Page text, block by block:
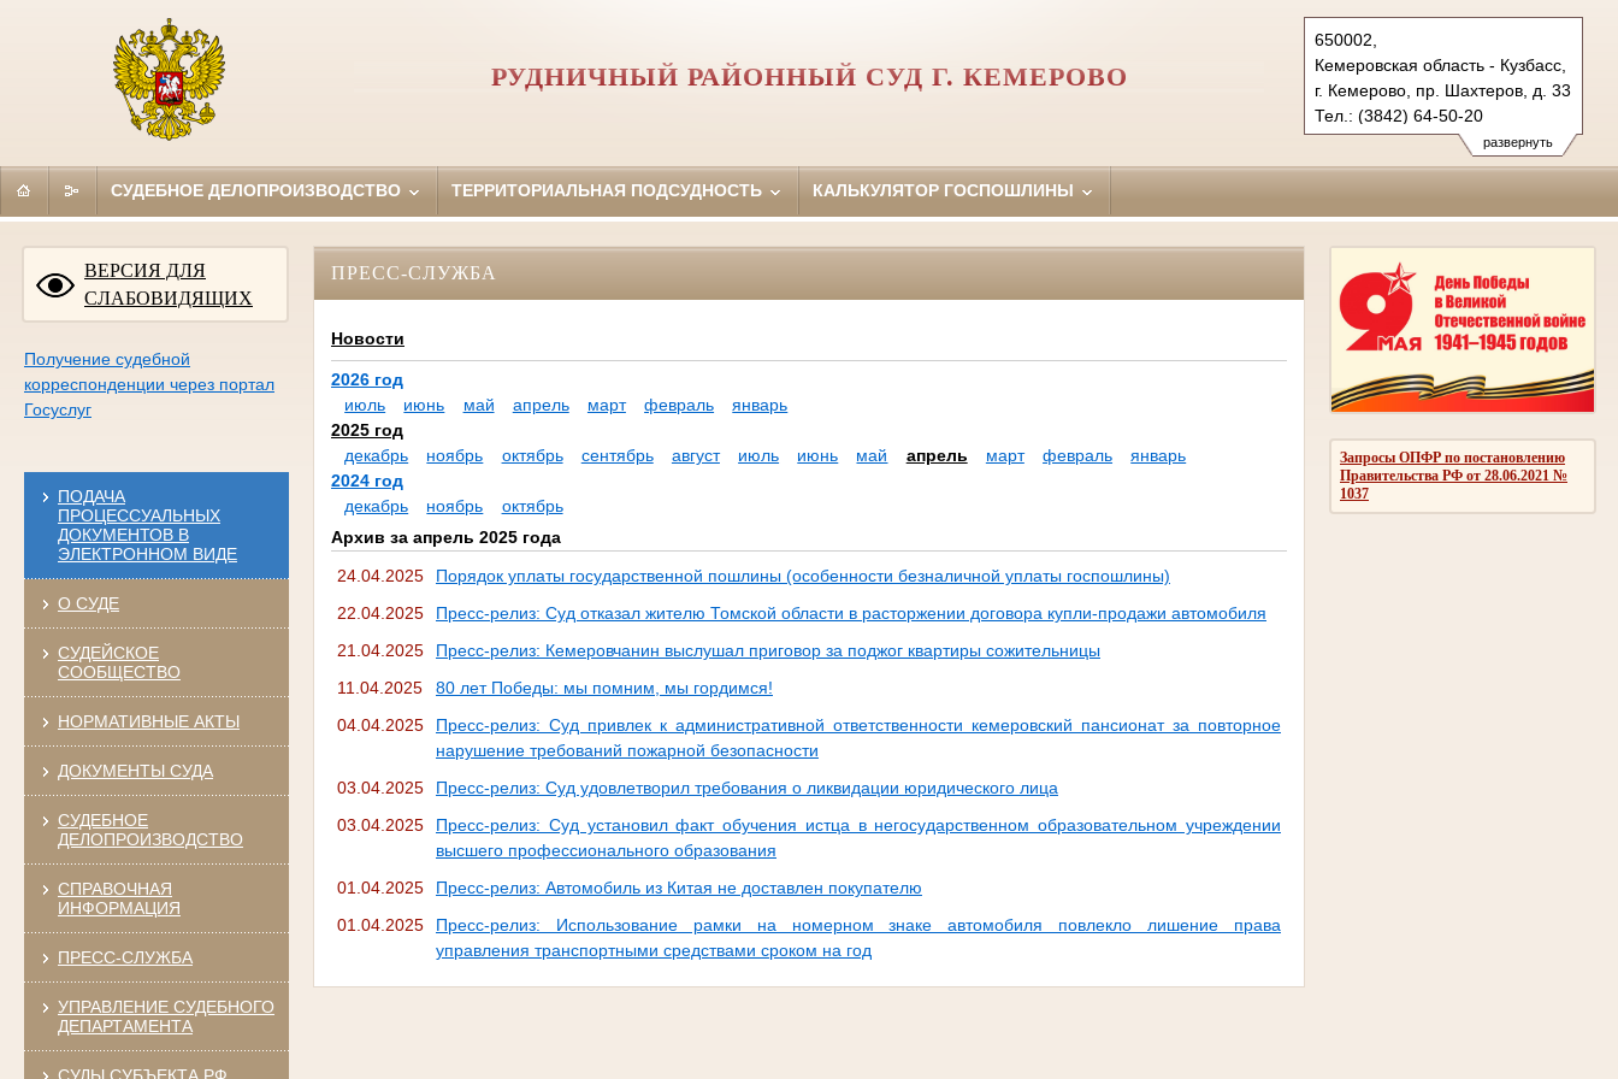
развернуть
650002,
Кемеровская область - Кузбасс,
г. Кемерово, пр. Шахтеров, д. 33
Тел.: (3842) 64-50-20
rudnichny.kmr@sudrf.ru
РУДНИЧНЫЙ РАЙОННЫЙ СУД Г. КЕМЕРОВО
СУДЕБНОЕ ДЕЛОПРОИЗВОДСТВО ТЕРРИТОРИАЛЬНАЯ ПОДСУДНОСТЬ КАЛЬКУЛЯТОР ГОСПОШЛИНЫ
ВЕРСИЯ ДЛЯ
СЛАБОВИДЯЩИХ
Получение судебной
корреспонденции через портал
Госуслуг
ПОДАЧА
ПРОЦЕССУАЛЬНЫХ
ДОКУМЕНТОВ В
ЭЛЕКТРОННОМ ВИДЕ
О СУДЕ
СУДЕЙСКОЕ
СООБЩЕСТВО
НОРМАТИВНЫЕ АКТЫ
ДОКУМЕНТЫ СУДА
СУДЕБНОЕ
ДЕЛОПРОИЗВОДСТВО
СПРАВОЧНАЯ
ИНФОРМАЦИЯ
ПРЕСС-СЛУЖБА
УПРАВЛЕНИЕ СУДЕБНОГО
ДЕПАРТАМЕНТА
СУДЫ СУБЪЕКТА РФ
Запросы ОПФР по постановлению
Правительства РФ от 28.06.2021 №
1037
ПРЕСС-СЛУЖБА
Новости
2026 год
июль
июнь май апрель март февраль
январь
2025 год
декабрь
ноябрь октябрь сентябрь август июль июнь май апрель март февраль
январь
2024 год
декабрь
ноябрь
октябрь
Архив за апрель 2025 года
24.04.2025
Порядок уплаты государственной пошлины (особенности безналичной уплаты госпошлины)
22.04.2025
Пресс-релиз: Суд отказал жителю Томской области в расторжении договора купли-продажи автомобиля
21.04.2025
Пресс-релиз: Кемеровчанин выслушал приговор за поджог квартиры сожительницы
11.04.2025
80 лет Победы: мы помним, мы гордимся!
04.04.2025
Пресс-релиз: Суд привлек к административной ответственности кемеровский пансионат за повторное
нарушение требований пожарной безопасности
03.04.2025
Пресс-релиз: Суд удовлетворил требования о ликвидации юридического лица
03.04.2025
Пресс-релиз: Суд установил факт обучения истца в негосударственном образовательном учреждении
высшего профессионального образования
01.04.2025
Пресс-релиз: Автомобиль из Китая не доставлен покупателю
01.04.2025
Пресс-релиз: Использование рамки на номерном знаке автомобиля повлекло лишение права
управления транспортными средствами сроком на год